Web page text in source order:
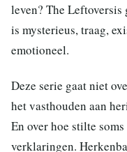
leven? The
is mysterieus, traag,
emotioneel.
Deze serie gaat niet
het vasthouden aan
En over hoe stilte
verklaringen.